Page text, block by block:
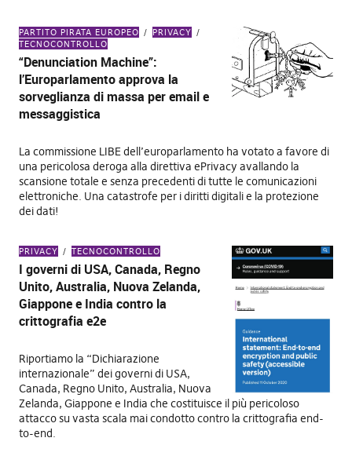
PARTITO PIRATA EUROPEO
PRIVACY
TECNOCONTROLLO
“Denunciation Machine”:
l’Europarlamento approva la
sorveglianza di massa per email e
messaggistica
La commissione LIBE dell’europarlamento ha votato a favore di
una pericolosa deroga alla direttiva ePrivacy avallando la
scansione totale e senza precedenti di tutte le comunicazioni
elettroniche. Una catastrofe per i diritti digitali e la protezione
dei dati!
PRIVACY TECNOCONTROLLO
I governi di USA, Canada, Regno
Unito, Australia, Nuova Zelanda,
Giappone e India contro la
crittografia e2e
Riportiamo la “Dichiarazione
internazionale” dei governi di USA,
Canada, Regno Unito, Australia, Nuova
Zelanda, Giappone e India che costituisce il più pericoloso
attacco su vasta scala mai condotto contro la crittografia end-
to-end.